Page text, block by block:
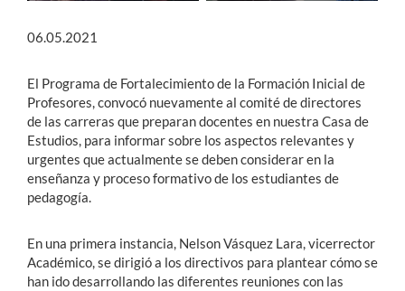
06.05.2021
El Programa de Fortalecimiento de la Formación Inicial de
Profesores, convocó nuevamente al comité de directores
de las carreras que preparan docentes en nuestra Casa de
Estudios, para informar sobre los aspectos relevantes y
urgentes que actualmente se deben considerar en la
enseñanza y proceso formativo de los estudiantes de
pedagogía.
En una primera instancia, Nelson Vásquez Lara, vicerrector
Académico, se dirigió a los directivos para plantear cómo se
han ido desarrollando las diferentes reuniones con las